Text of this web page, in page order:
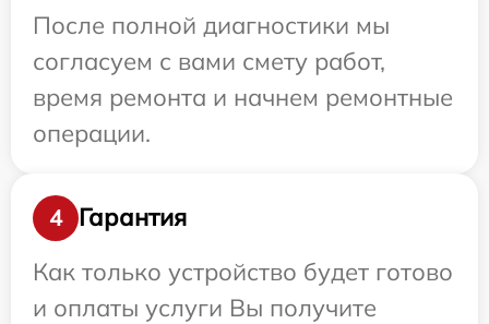
После полной диагностики мы
согласуем с вами смету работ,
время ремонта и начнем ремонтные
операции.
4
Гарантия
Как только устройство будет готово
и оплаты услуги Вы получите